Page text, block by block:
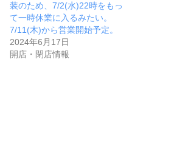
装のため、7/2(水)22時をもっ
て一時休業に入るみたい。
7/11(木)から営業開始予定。
2024年6月17日
開店・閉店情報